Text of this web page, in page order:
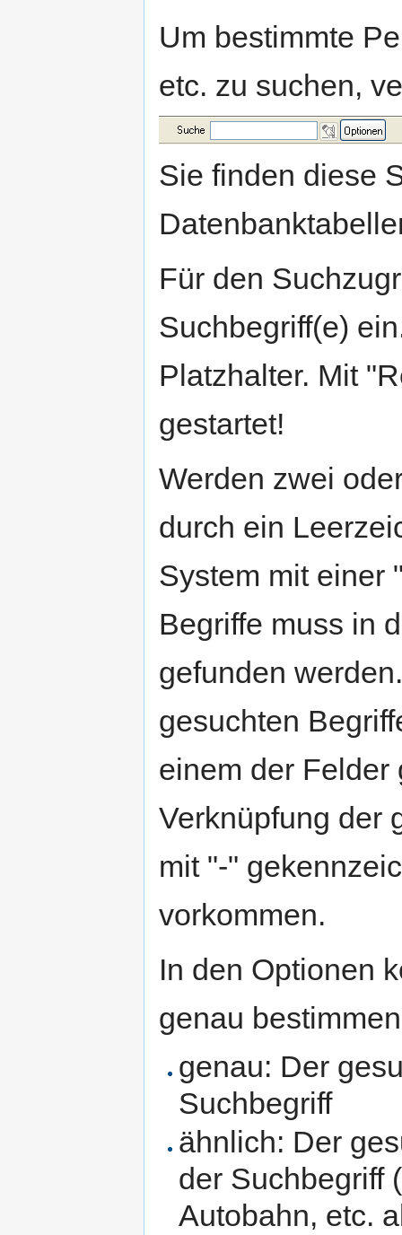
Um bestimmte
etc. zu suchen,
Sie finden diese
Für den
Suchbegriff(e)
Platzhalter. Mit
gestartet!
Werden zwei
durch ein
System mit einer
Begriffe muss in
gefunden
gesuchten
einem der Felder
Verknüpfung der
mit "-"
vorkommen.
In den Optionen
genau
genau: Der
Suchbegriff
ähnlich: Der
der Suchbegriff
Autobahn, etc.